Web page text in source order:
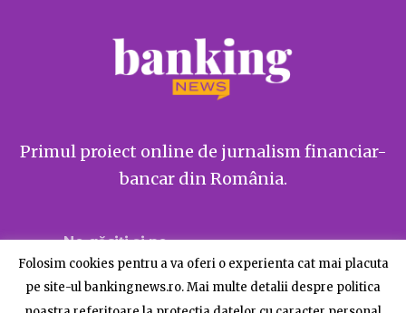
Primul proiect online de jurnalism financiar-
bancar din România.
Ne găsiți și pe
Folosim cookies pentru a va oferi o experienta cat mai placuta
pe site-ul bankingnews.ro. Mai multe detalii despre politica